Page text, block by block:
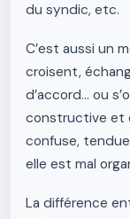
du syndic, etc.
C’est aussi un
croisent,
d’accord… ou
constructive et
confuse,
elle est mal
La différence